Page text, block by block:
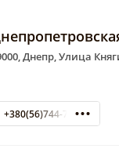
Днепр, Улица
+380(56)744-71-52